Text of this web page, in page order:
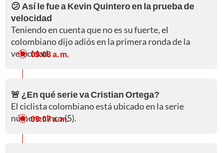
😕 Así le fue a Kevin Quintero en la prueba de
velocidad
Teniendo en cuenta que no es su fuerte, el
colombiano dijo adiós en la primera ronda de la
velocidad.09:08 a. m.
🚨 ¿En qué serie va Cristian Ortega?
El ciclista colombiano está ubicado en la serie
número cinco (5).
09:07 a. m.